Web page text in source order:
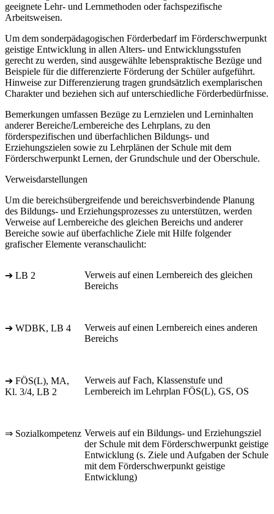
geeignete Lehr- und Lernmethoden oder fachspezifische
Arbeitsweisen.
Um dem sonderpädagogischen Förderbedarf im Förderschwerpunkt
geistige Entwicklung in allen Alters- und Entwicklungsstufen
gerecht zu werden, sind ausgewählte lebenspraktische Bezüge und
Beispiele für die differenzierte Förderung der Schüler aufgeführt.
Hinweise zur Differenzierung tragen grundsätzlich exemplarischen
Charakter und beziehen sich auf unterschiedliche Förderbedürfnisse.
Bemerkungen umfassen Bezüge zu Lernzielen und Lerninhalten
anderer Bereiche/Lernbereiche des Lehrplans, zu den
förderspezifischen und überfachlichen Bildungs- und
Erziehungszielen sowie zu Lehrplänen der Schule mit dem
Förderschwerpunkt Lernen, der Grundschule und der Oberschule.
Verweisdarstellungen
Um die bereichsübergreifende und bereichsverbindende Planung
des Bildungs- und Erziehungsprozesses zu unterstützen, werden
Verweise auf Lernbereiche des gleichen Bereichs und anderer
Bereiche sowie auf überfachliche Ziele mit Hilfe folgender
grafischer Elemente veranschaulicht:
➔ LB 2
Verweis auf einen Lernbereich des gleichen
Bereichs
➔ WDBK, LB 4
Verweis auf einen Lernbereich eines anderen
Bereichs
➔ FÖS(L), MA,
Kl. 3/4, LB 2
Verweis auf Fach, Klassenstufe und
Lernbereich im Lehrplan FÖS(L), GS, OS
⇒ Sozialkompetenz Verweis auf ein Bildungs- und Erziehungsziel
der Schule mit dem Förderschwerpunkt geistige
Entwicklung (s. Ziele und Aufgaben der Schule
mit dem Förderschwerpunkt geistige
Entwicklung)